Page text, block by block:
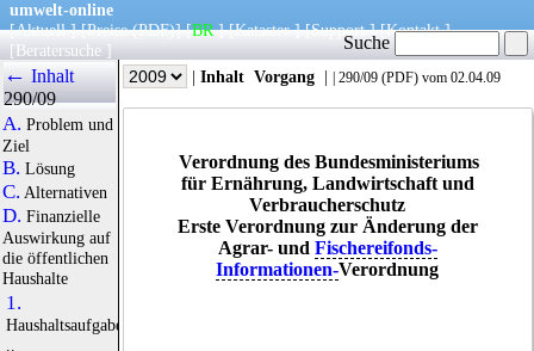
umwelt-online
[Aktuell] [Preise (PDF)] [BR] [Kataster] [Support] [Kontakt]
[ Beratersuche ]
|Info | Inhalt Vorgang | 290/09 (PDF) vom 02.04.09
Verordnung des Bundesministeriums
für Ernährung, Landwirtschaft und
Verbraucherschutz
Erste Verordnung zur Änderung der
Agrar- und Fischereifonds-
Informationen-Verordnung
← Inhalt
290/09
A. Problem und
Ziel
B. Lösung
C. Alternativen
D. Finanzielle
Auswirkung auf
die öffentlichen
Haushalte
1.
Haushaltsaufgaben
Suche